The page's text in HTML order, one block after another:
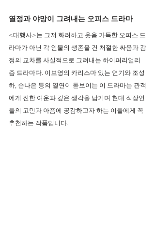
열정과 야망이 그려내는 오피스 드라마
<대행사>는 그저 화려하고 웃음 가득한 오피스 드
라마가 아닌 각 인물의 생존을 건 처절한 싸움과 감
정의 교차를 사실적으로 그려내는 하이퍼리얼리
즘 드라마다. 이보영의 카리스마 있는 연기와 조성
하, 손나은 등의 열연이 돋보이는 이 드라마는 관객
에게 진한 여운과 깊은 생각을 남기며 현대 직장인
들의 고민과 아픔에 공감하고자 하는 이들에게 꼭
추천하는 작품입니다.